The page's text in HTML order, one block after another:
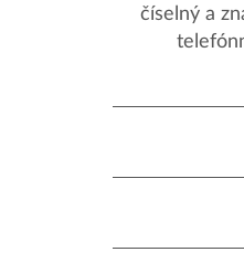
číselný a